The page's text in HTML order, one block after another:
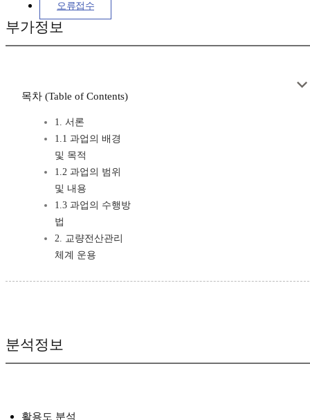
오류접수
부가정보
목차 (Table of Contents)
1. 서론
1.1 과업의 배경
및 목적
1.2 과업의 범위
및 내용
1.3 과업의 수행방
법
2. 교량전산관리
체계 운용
분석정보
활용도 분석